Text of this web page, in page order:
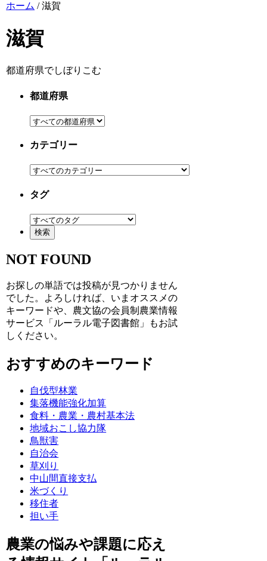
ホーム /滋賀
滋賀
都道府県でしぼりこむ
都道府県
カテゴリー
タグ
NOT FOUND
お探しの単語では投稿が見つかりません
でした。よろしければ、いまオススメの
キーワードや、農文協の会員制農業情報
サービス「ルーラル電子図書館」もお試
しください。
おすすめのキーワード
自伐型林業
集落機能強化加算
食料・農業・農村基本法
地域おこし協力隊
鳥獣害
自治会
草刈り
中山間直接支払
米づくり
移住者
担い手
農業の悩みや課題に応え